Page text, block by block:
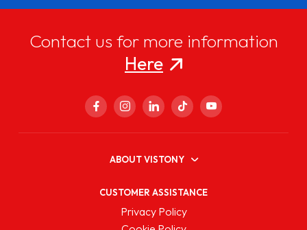
Contact us for more information
Here
ABOUT VISTONY
CUSTOMER ASSISTANCE
Privacy Policy